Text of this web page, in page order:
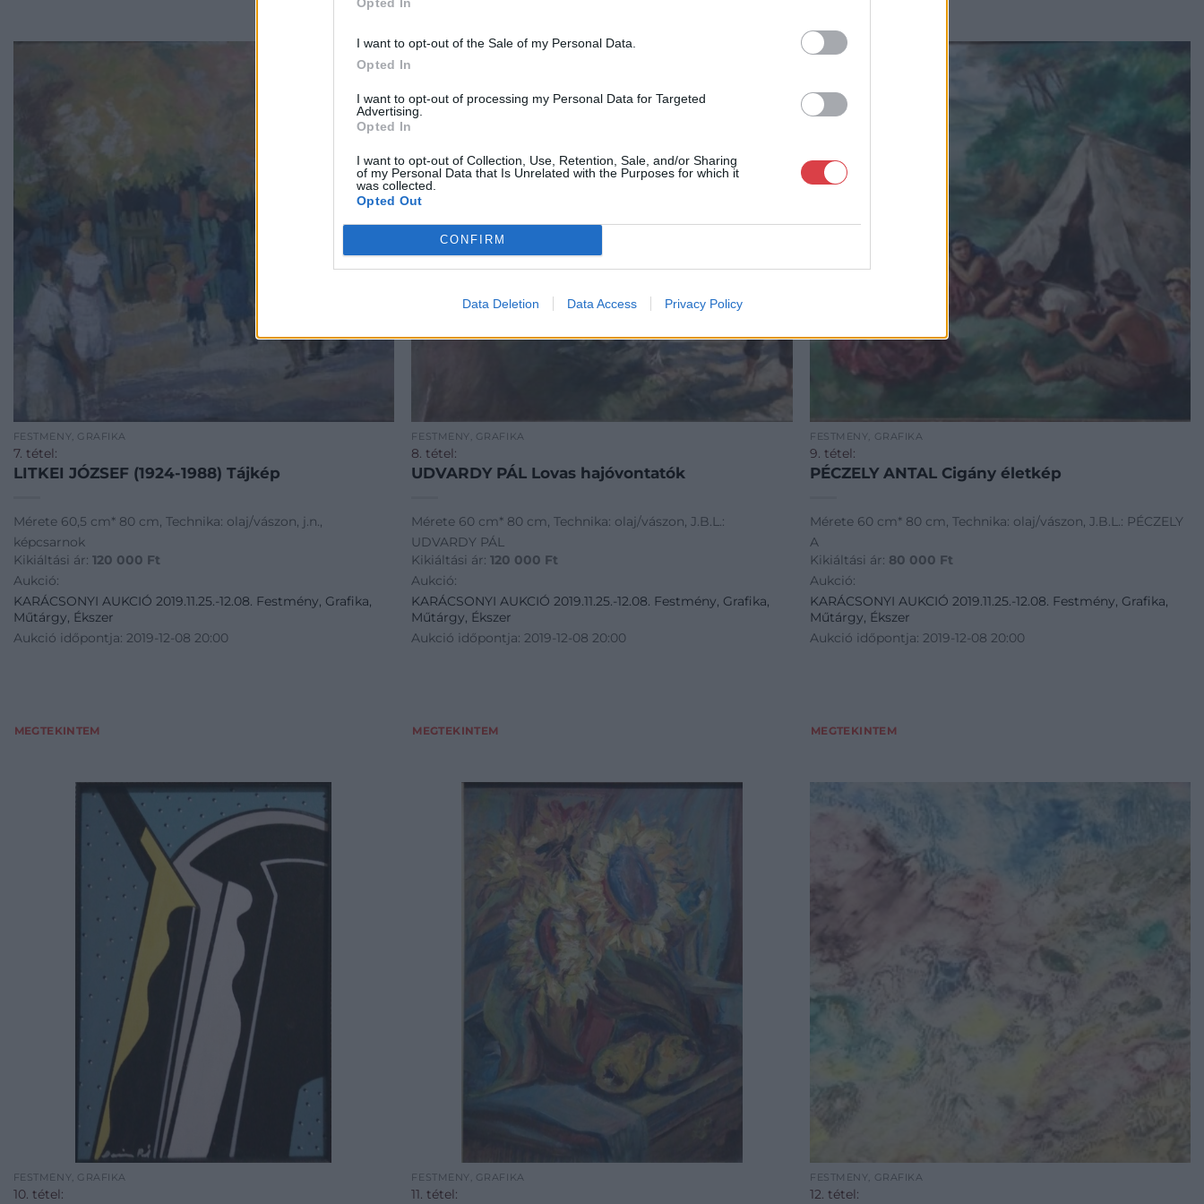
I want to opt-out of the Sale of my Personal Data.
Opted In
I want to opt-out of processing my Personal Data for Targeted
Advertising.
Opted In
I want to opt-out of Collection, Use, Retention, Sale, and/or Sharing
of my Personal Data that Is Unrelated with the Purposes for which it
was collected.
Opted Out
CONFIRM
Data Deletion Data Access Privacy Policy
FESTMÉNY, GRAFIKA
7. tétel:
LITKEI JÓZSEF (1924-1988) Tájkép
Mérete 60,5 cm* 80 cm, Technika: olaj/vászon, j.n.,
képcsarnok
Kikiáltási ár: 120 000 Ft
Aukció:
KARÁCSONYI AUKCIÓ 2019.11.25.-12.08. Festmény, Grafika,
Műtárgy, Ékszer
Aukció időpontja: 2019-12-08 20:00
MEGTEKINTEM
FESTMÉNY, GRAFIKA
8. tétel:
UDVARDY PÁL Lovas hajóvontatók
Mérete 60 cm* 80 cm, Technika: olaj/vászon, J.B.L.:
UDVARDY PÁL
Kikiáltási ár:120 000 Ft
Aukció:
KARÁCSONYI AUKCIÓ 2019.11.25.-12.08. Festmény, Grafika,
Műtárgy, Ékszer
Aukció időpontja: 2019-12-08 20:00
MEGTEKINTEM
FESTMÉNY, GRAFIKA
9. tétel:
PÉCZELY ANTAL Cigány életkép
Mérete 60 cm* 80 cm, Technika: olaj/vászon, J.B.L.: PÉCZELY
A
Kikiáltási ár: 80 000 Ft
Aukció:
KARÁCSONYI AUKCIÓ 2019.11.25.-12.08. Festmény, Grafika,
Műtárgy, Ékszer
Aukció időpontja: 2019-12-08 20:00
MEGTEKINTEM
FESTMÉNY, GRAFIKA
10. tétel:
FESTMÉNY, GRAFIKA
11. tétel:
FESTMÉNY, GRAFIKA
12. tétel: